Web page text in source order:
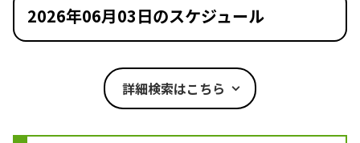
2026年06月03日のスケジュール
詳細検索はこちら